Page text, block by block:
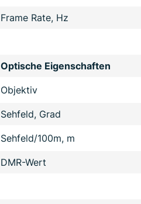
Frame Rate, Hz
Optische Eigenschaften
Objektiv
Sehfeld, Grad
Sehfeld/100m, m
DMR-Wert